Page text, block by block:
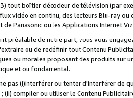
tout boîtier décodeur de télévision (par
vidéo en continu, des lecteurs Blu-ray
de Panasonic ou les Applications Internet
préalable de notre part, vous vous
ou de redéfinir tout Contenu
ou morales proposant des produits sur
et ou fondamental.
pas (i)interférer ou tenter d'interférer de
; (ii) compiler ou utiliser le Contenu